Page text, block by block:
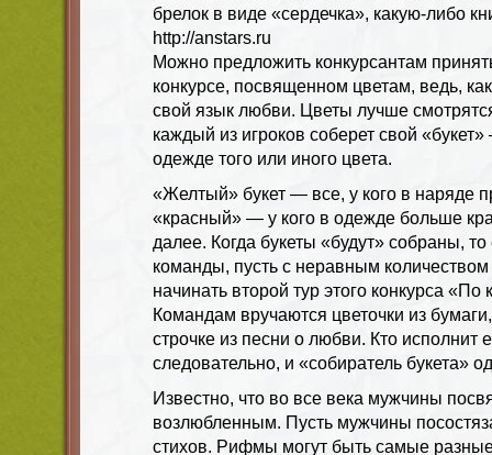
брелок в виде «сердечка», какую-либо
http://anstars.ru
Можно предложить конкурсантам
конкурсе, посвященном цветам, ведь,
свой язык любви. Цветы лучше
каждый из игроков соберет свой
одежде того или иного цвета.
«Желтый» букет — все, у кого в наряде
«красный» — у кого в одежде больше
далее. Когда букеты «будут» собраны,
команды, пусть с неравным
начинать второй тур этого конкурса «По
Командам вручаются цветочки из
строчке из песни о любви. Кто исполнит
следовательно, и «собиратель букета»
Известно, что во все века мужчины
возлюбленным. Пусть мужчины
стихов. Рифмы могут быть самые